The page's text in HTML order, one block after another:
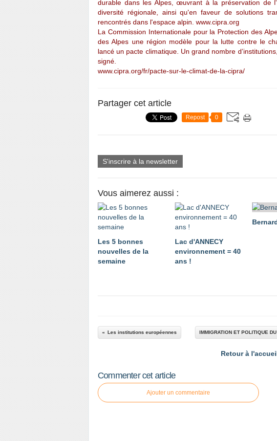
durable dans les Alpes, œuvrant à la préservation de
diversité régionale, ainsi qu'en faveur de solutions
rencontrés dans l'espace alpin. www.cipra.org
La Commission Internationale pour la Protection des
des Alpes une région modèle pour la lutte contre le
lancé un pacte climatique. Un grand nombre
signé.
www.cipra.org/fr/pacte-sur-le-climat-de-la-cipra/
Partager cet article
Repost 0
S'inscrire à la newsletter
Vous aimerez aussi :
Les 5 bonnes
nouvelles de la
semaine
Lac d'ANNECY
environnement = 40
ans !
Les institutions européennes IMMIGRATION ET POLITIQUE
Retour à
Commenter cet article
Ajouter un commentaire